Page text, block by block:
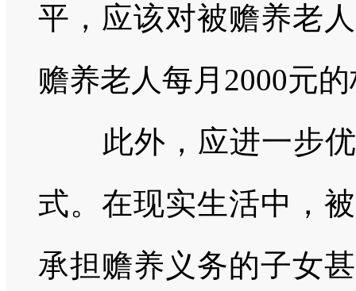
平，应该对被赡养老
赡养老人每月2000元
此外，应进一步优
式。在现实生活中，
承担赡养义务的子女